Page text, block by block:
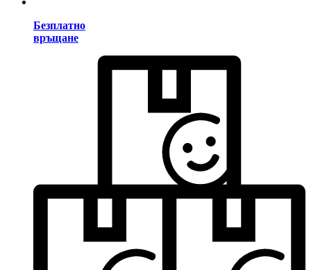
Безплатно
връщане